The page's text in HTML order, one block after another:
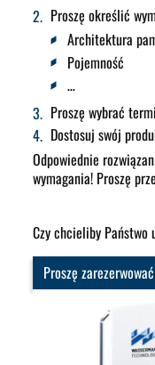
Proszę określić
Architektura
Pojemność
…
Proszę wybrać
Dostosuj swój
Odpowiednie
wymagania! Proszę
Czy chcieliby Państwo
Proszę